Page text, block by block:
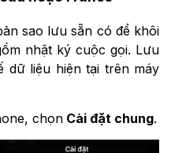
sao lưu sẵn có để khôi
nhật ký cuộc gọi. Lưu
dữ liệu hiện tại trên máy
chọn Cài đặt chung.